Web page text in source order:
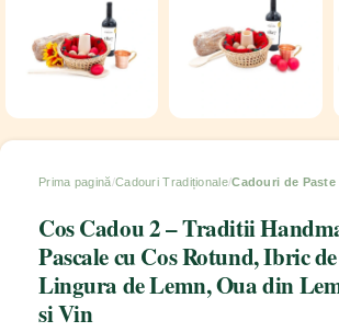
Prima pagină Cadouri Tradiționale Cadouri de Paste
Cos Cadou 2 – Traditii
Pascale cu Cos Rotund, Ibric
Lingura de Lemn, Oua din
si Vin